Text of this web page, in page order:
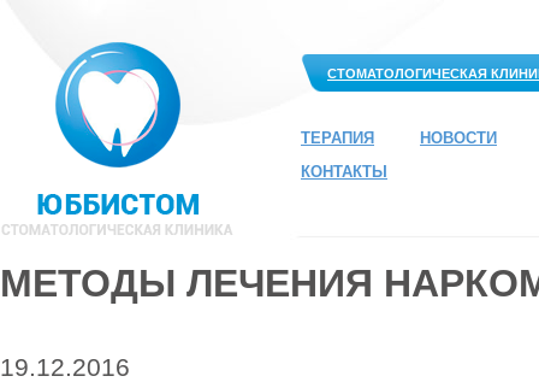
СТОМАТОЛОГИЧЕСКАЯ
ТЕРАПИЯ
НОВОСТИ
КОНТАКТЫ
МЕТОДЫ ЛЕЧЕНИЯ
19.12.2016